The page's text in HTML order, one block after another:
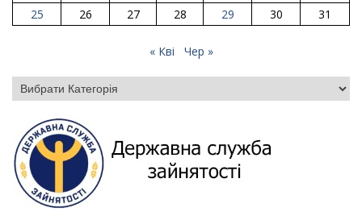
25
26 27 28 29 30 31
« Кві Чер »
Категорії